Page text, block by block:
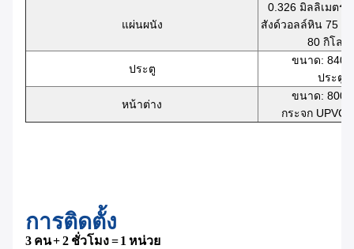
แผ่นผนัง
0.326 มิลลิเมตร
สังด์วอลล์หิน 75 มิ
80 กิโลก
ประตู
ขนาด:
ประตูเ
หน้าต่าง
ขนาด:
กระจก UPVC
การติดตั้ง
3 คน + 2 ชั่วโมง = 1 หน่วย